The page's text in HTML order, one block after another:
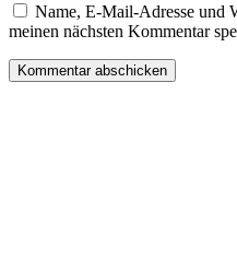
Name, E-Mail-Adresse und
meinen nächsten Kommentar